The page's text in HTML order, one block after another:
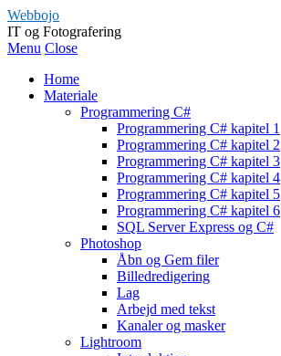
Webbojo
IT og Fotografering
Menu Close
Home
Materiale
Programmering C#
Programmering C# kapitel 1
Programmering C# kapitel 2
Programmering C# kapitel 3
Programmering C# kapitel 4
Programmering C# kapitel 5
Programmering C# kapitel 6
SQL Server Express og C#
Photoshop
Åbn og Gem filer
Billedredigering
Lag
Arbejd med tekst
Kanaler og masker
Lightroom